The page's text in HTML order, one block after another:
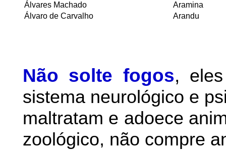
Álvares Machado
Aramina
Álvaro de Carvalho
Arandu
Não solte fogos,
sistema neurológico e
maltratam e adoece
zoológico, não compre